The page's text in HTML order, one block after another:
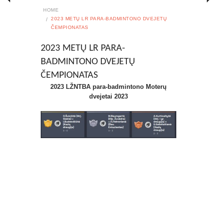
HOME
2023 METŲ LR PARA-BADMINTONO DVEJETŲ
ČEMPIONATAS
2023 METŲ LR PARA-
BADMINTONO DVEJETŲ
ČEMPIONATAS
2023 LŽNTBA para-badmintono Moterų
dvejetai 2023